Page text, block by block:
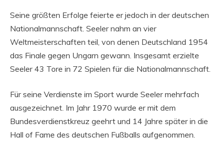
Seine größten Erfolge feierte er jedoch in der deutschen
Nationalmannschaft. Seeler nahm an vier
Weltmeisterschaften teil, von denen Deutschland 1954
das Finale gegen Ungarn gewann. Insgesamt erzielte
Seeler 43 Tore in 72 Spielen für die Nationalmannschaft.
Für seine Verdienste im Sport wurde Seeler mehrfach
ausgezeichnet. Im Jahr 1970 wurde er mit dem
Bundesverdienstkreuz geehrt und 14 Jahre später in die
Hall of Fame des deutschen Fußballs aufgenommen.